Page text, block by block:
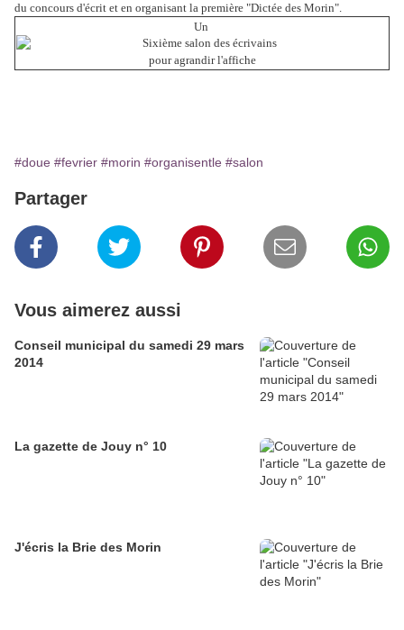
du concours d'écrit et en organisant la première "Dictée des Morin".
Un
pour agrandir l'affiche
#doue #fevrier #morin #organisentle #salon
Partager
Vous aimerez aussi
Conseil municipal du samedi 29 mars
2014
La gazette de Jouy n° 10
J'écris la Brie des Morin